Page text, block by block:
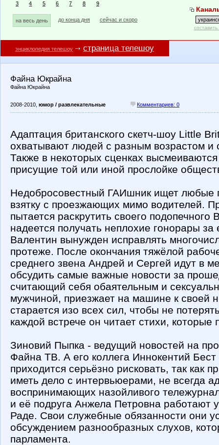
3 4 5 6 7 8 9
на весь день до конца дня сейчас и скоро
энциклопедия телешоу страница телешоу
Файна Юкрайна
Файна Юкрайна
2008-2010, юмор / развлекательные Комментариев: 0
Адаптация британского скетч-шоу Little
охватывают людей с разным возрастом
Также в некоторых сценках
присущие той или иной прослойке
Недобросовестный ГАИшник ищет любые
взятку с проезжающих мимо водителей.
пытается раскрутить своего
надеется получать неплохие гонорары за
Валентин вынужден исправлять
протеже. После окончания тяжёлой
среднего звена Андрей и Сергей идут в
обсудить самые важные новости за
считающий себя обаятельным и
мужчиной, приезжает на машине к своей
старается изо всех сил, чтобы не
каждой встрече он читает стихи, которые
Зиновий Пыпка - ведущий новостей на
Файна ТВ. А его коллега Иннокентий
приходится серьёзно рисковать, так как
иметь дело с интервьюерами, не всегда
воспринимающих назойливого
и её подруга Анжела Петровна работают
Раде. Свои служебные обязанности они
обсуждением разнообразных слухов,
парламента.